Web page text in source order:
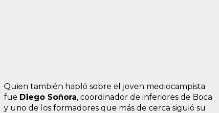
Quien también habló sobre el joven mediocampista
fue Diego Soñora, coordinador de inferiores de Boca
y uno de los formadores que más de cerca siguió su